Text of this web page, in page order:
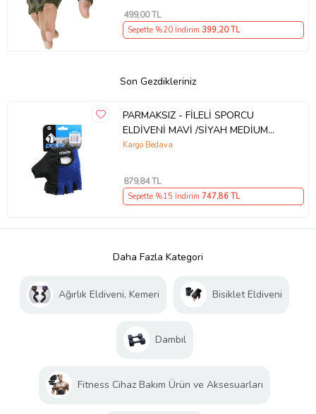
499,00 TL
Sepette %20 İndirim 399,20 TL
Son Gezdikleriniz
PARMAKSIZ - FİLELİ SPORCU
ELDİVENİ MAVİ /SİYAH MEDİUM
(5343)
Kargo Bedava
879,84 TL
Sepette %15 İndirim 747,86 TL
Daha Fazla Kategori
Ağırlık Eldiveni, Kemeri Bisiklet Eldiveni
Dambıl
Fitness Cihaz Bakım Ürün ve Aksesuarları